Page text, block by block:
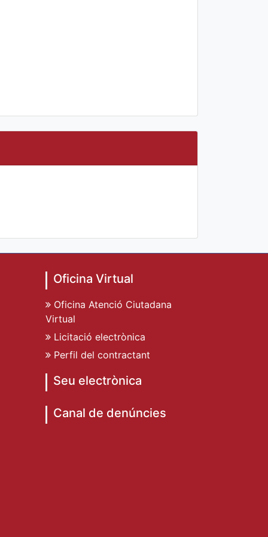
Oficina Virtual
Oficina Atenció Ciutadana
Virtual
Licitació electrònica
Perfil del contractant
Seu electrònica
Canal de denúncies
Dénia
de Dénia